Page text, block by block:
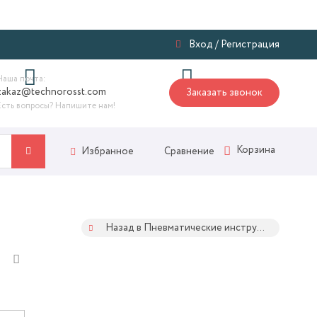
Вход / Регистрация
почта:
вопросы? Напишите нам!
Заказать звонок
Избранное Сравнение Корзина
Назад в Пневматические инструменты и принадлежности